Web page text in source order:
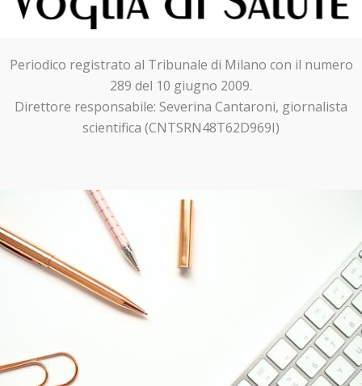
Periodico registrato al Tribunale di Milano con il numero
289 del 10 giugno 2009.
Direttore responsabile: Severina Cantaroni, giornalista
scientifica (CNTSRN48T62D969I)